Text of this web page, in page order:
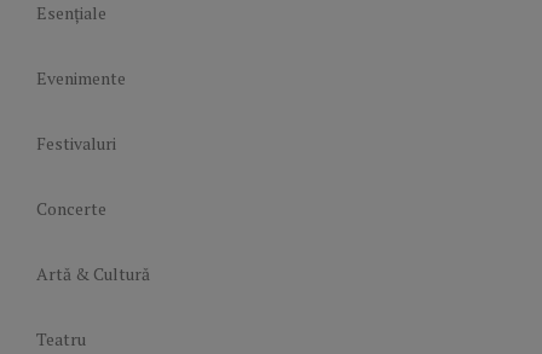
Esențiale
Evenimente
Festivaluri
Concerte
Artă & Cultură
Teatru